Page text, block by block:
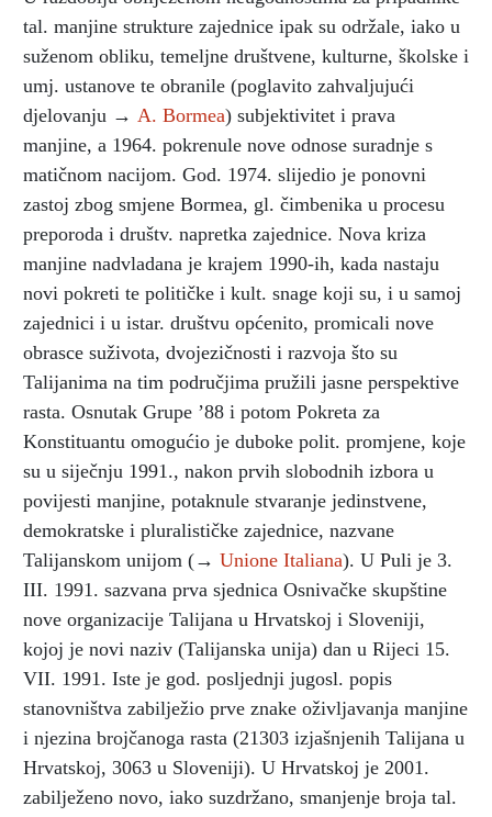
tal. manjine strukture zajednice ipak su održale, iako u
suženom obliku, temeljne društvene, kulturne, školske i
umj. ustanove te obranile (poglavito zahvaljujući
djelovanju → A. Bormea) subjektivitet i prava
manjine, a 1964. pokrenule nove odnose suradnje s
matičnom nacijom. God. 1974. slijedio je ponovni
zastoj zbog smjene Bormea, gl. čimbenika u procesu
preporoda i društv. napretka zajednice. Nova kriza
manjine nadvladana je krajem 1990-ih, kada nastaju
novi pokreti te političke i kult. snage koji su, i u samoj
zajednici i u istar. društvu općenito, promicali nove
obrasce suživota, dvojezičnosti i razvoja što su
Talijanima na tim područjima pružili jasne perspektive
rasta. Osnutak Grupe ’88 i potom Pokreta za
Konstituantu omogućio je duboke polit. promjene, koje
su u siječnju 1991., nakon prvih slobodnih izbora u
povijesti manjine, potaknule stvaranje jedinstvene,
demokratske i pluralističke zajednice, nazvane
Talijanskom unijom (→ Unione Italiana). U Puli je 3.
III. 1991. sazvana prva sjednica Osnivačke skupštine
nove organizacije Talijana u Hrvatskoj i Sloveniji,
kojoj je novi naziv (Talijanska unija) dan u Rijeci 15.
VII. 1991. Iste je god. posljednji jugosl. popis
stanovništva zabilježio prve znake oživljavanja manjine
i njezina brojčanoga rasta (21303 izjašnjenih Talijana u
Hrvatskoj, 3063 u Sloveniji). U Hrvatskoj je 2001.
zabilježeno novo, iako suzdržano, smanjenje broja tal.